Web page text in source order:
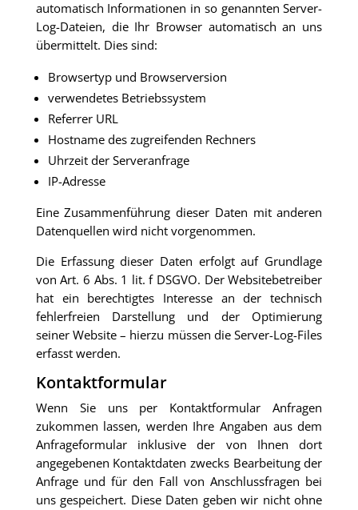
automatisch Informationen in so genannten Server-
Log-Dateien, die Ihr Browser automatisch an uns
übermittelt. Dies sind:
Browsertyp und Browserversion
verwendetes Betriebssystem
Referrer URL
Hostname des zugreifenden Rechners
Uhrzeit der Serveranfrage
IP-Adresse
Eine Zusammenführung dieser Daten mit anderen
Datenquellen wird nicht vorgenommen.
Die Erfassung dieser Daten erfolgt auf Grundlage
von Art. 6 Abs. 1 lit. f DSGVO. Der Websitebetreiber
hat ein berechtigtes Interesse an der technisch
fehlerfreien Darstellung und der Optimierung
seiner Website – hierzu müssen die Server-Log-Files
erfasst werden.
Kontaktformular
Wenn Sie uns per Kontaktformular Anfragen
zukommen lassen, werden Ihre Angaben aus dem
Anfrageformular inklusive der von Ihnen dort
angegebenen Kontaktdaten zwecks Bearbeitung der
Anfrage und für den Fall von Anschlussfragen bei
uns gespeichert. Diese Daten geben wir nicht ohne